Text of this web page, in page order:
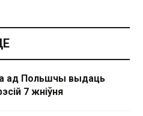
ад Польшчы выдаць
7 жніўня